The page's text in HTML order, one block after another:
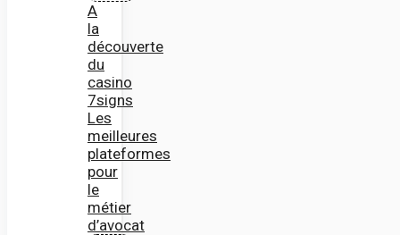
A
la
découverte
du
casino
7signs
Les
meilleures
plateformes
pour
le
métier
d’avocat